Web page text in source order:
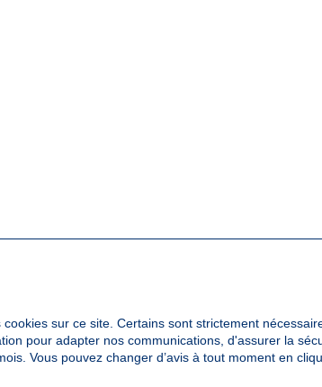
sur ce site. Certains sont strictement
pour adapter nos communications, d'assurer la
Vous pouvez changer d’avis à tout moment en